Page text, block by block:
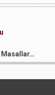
Masallar…